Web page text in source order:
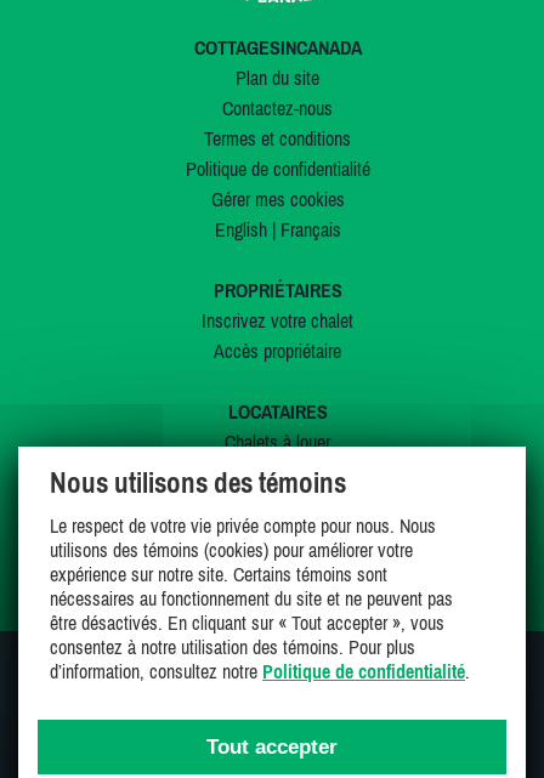
COTTAGESINCANADA
Plan du site
Contactez-nous
Termes et conditions
Politique de confidentialité
Gérer mes cookies
English| Français
PROPRIÉTAIRES
Inscrivez votre chalet
Accès propriétaire
LOCATAIRES
Chalets à louer
Chalets à vendre
Offres spéciales
Mes favoris
SUIVEZ-NOUS SUR
Nous utilisons des témoins
Le respect de votre vie privée compte pour nous. Nous
utilisons des témoins (cookies) pour améliorer votre
expérience sur notre site. Certains témoins sont
nécessaires au fonctionnement du site et ne peuvent pas
être désactivés. En cliquant sur « Tout accepter », vous
consentez à notre utilisation des témoins. Pour plus
d’information, consultez notre Politique de confidentialité.
Tout accepter